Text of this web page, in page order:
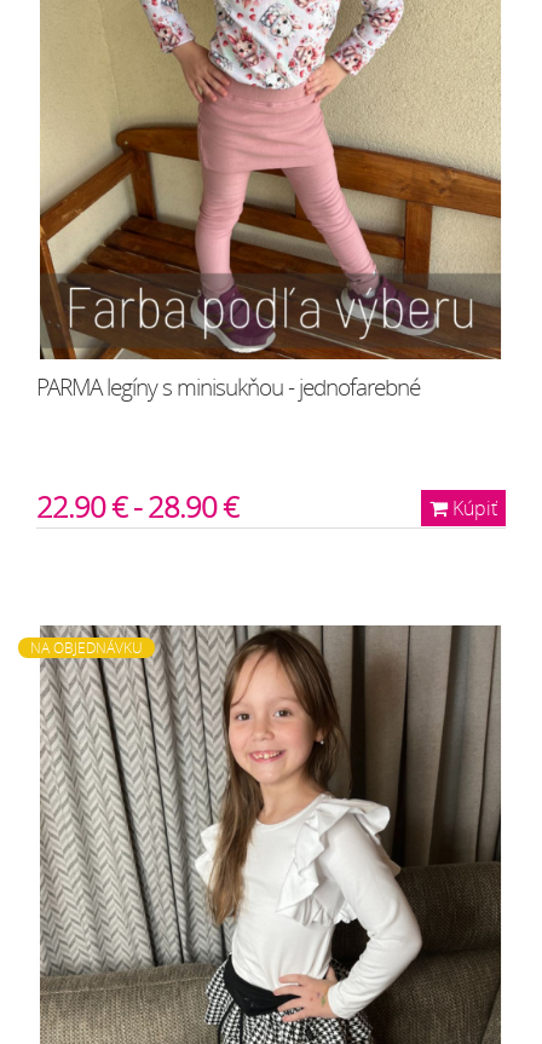
PARMA legíny s minisukňou - jednofarebné
Kúpiť
22.90 € - 28.90 €
NA OBJEDNÁVKU